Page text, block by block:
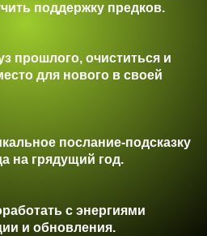
поддержку предков.
прошлого, очиститься и
для нового в своей
послание-подсказку
на грядущий год.
с энергиями
и обновления.